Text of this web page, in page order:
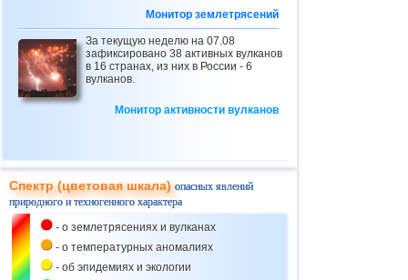
Монитор землетрясений
За текущую неделю на 07.08
зафиксировано 38 активных вулканов
в 16 странах, из них в России - 6
вулканов.
Монитор активности вулканов
Спектр (цветовая шкала)опасных явлений
природного и техногенного характера
- о землетрясениях и вулканах
- о температурных аномалиях
- об эпидемиях и экологии